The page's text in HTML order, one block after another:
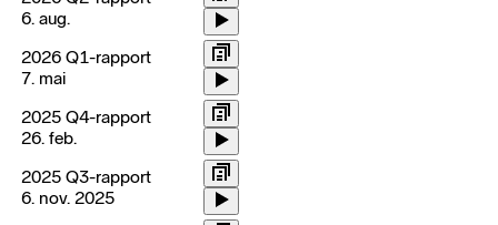
6. aug.
2026 Q1-rapport
7. mai
2025 Q4-rapport
26. feb.
2025 Q3-rapport
6. nov. 2025